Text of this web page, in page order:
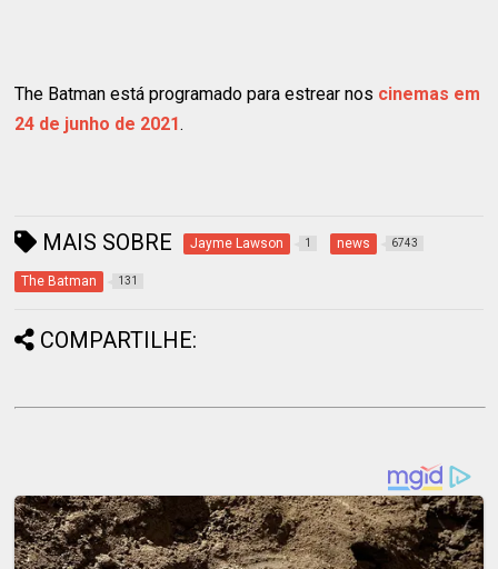
The Batman está programado para estrear nos cinemas em
24 de junho de 2021.
MAIS SOBRE Jayme Lawson 1 news 6743
The Batman 131
COMPARTILHE: